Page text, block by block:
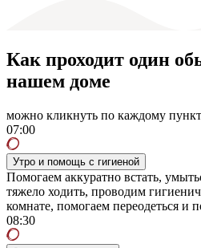
Как проходит один
нашем доме
можно кликнуть по каждому
07:00
Утро и помощь с гигиеной
Помогаем аккуратно встать,
тяжело ходить, проводим
комнате, помогаем переодеться и
08:30